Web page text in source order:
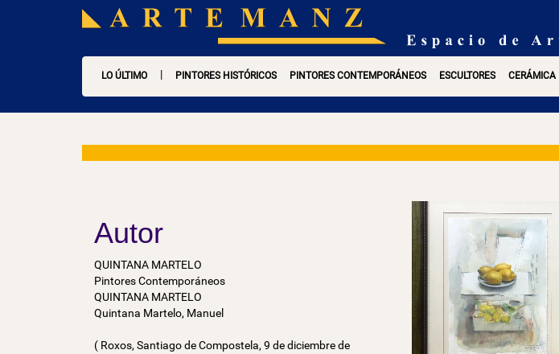
LO ÚLTIMO | PINTORES HISTÓRICOS PINTORES CONTEMPORÁNEOS ESCULTORES CERÁMICA
Autor
QUINTANA MARTELO
Pintores Contemporáneos
QUINTANA MARTELO
Quintana Martelo, Manuel
( Roxos, Santiago de Compostela, 9 de diciembre de